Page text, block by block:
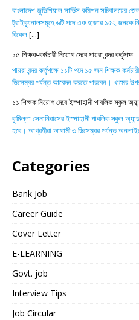
বাংলাদেশ জুডিশিয়াল সার্ভিস কমিশন
ট্রাইব্যুনালসমূহে ৬টি পদে এক হাজার ১৫২ জনকে
বিকেল[...]
১৫ শিক্ষক-কর্মচারী নিয়োগ দেবে পায়রা বন্দর কর্তৃপক্ষ
পায়রা বন্দর কর্তৃপক্ষে ১১টি পদে ১৫ জন শিক্ষক-
ডিসেম্বর পর্যন্ত আবেদন করতে পারবেন। খামের
১১ শিক্ষক নিয়োগ দেবে ইস্পাহানী পাবলিক স্কুল
কুমিল্লা সেনানিবাসের ইস্পাহানী পাবলিক স্কুল
হবে। আগ্রহীরা আগামী ৩ ডিসেম্বর পর্যন্ত
Categories
Bank Job
Career Guide
Cover Letter
E-LEARNING
Govt. job
Interview Tips
Job Circular